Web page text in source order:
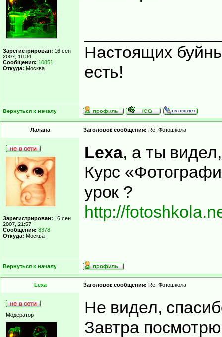
Зарегистрирован: 16 сен
2007, 18:34
Сообщения: 10851
Откуда: Москва
Настоящих
есть!
Вернуться к началу
Лалана Заголовок сообщения: Re: Фотошкола
Зарегистрирован: 16 сен
2007, 21:57
Сообщения: 8378
Откуда: Москва
Lexa, а ты
Курс
урок ?
http://
Вернуться к началу
Lexa Заголовок сообщения: Re: Фотошкола
Модератор
Не видел,
Завтра